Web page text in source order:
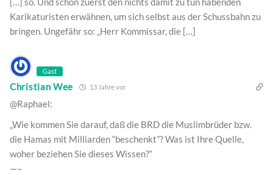
Karikaturisten erwähnen, um sich selbst aus der Schussbahn zu
bringen. Ungefähr so: „Herr Kommissar, die […]
Gast
Christian Wee 13 Jahre vor
@Raphael:
„Wie kommen Sie darauf, daß die BRD die Muslimbrüder bzw.
die Hamas mit Milliarden “beschenkt”? Was ist Ihre Quelle,
woher beziehen Sie dieses Wissen?“
—–